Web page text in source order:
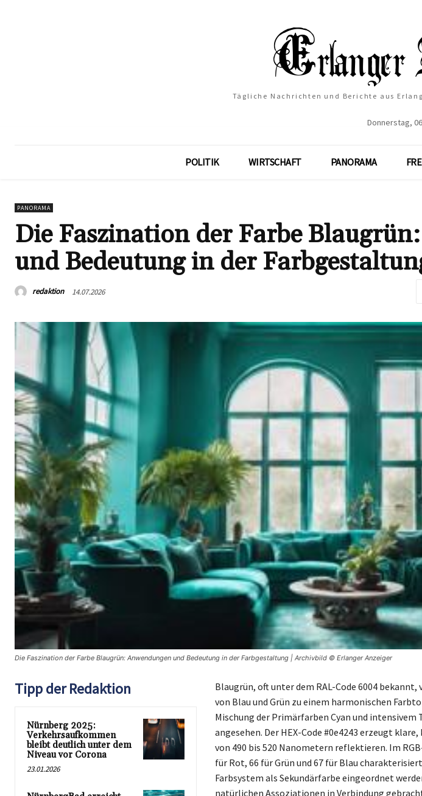
Tägliche Nachrichten und Berichte aus
Donnerstag,
POLITIK WIRTSCHAFT PANORAMA
PANORAMA
Die Faszination der Farbe
und Bedeutung in der
redaktion 14.07.2026
Die Faszination der Farbe Blaugrün: Anwendungen und Bedeutung in der Farbgestaltung | Archivbild © Erlanger Anzeiger
Tipp der Redaktion
Nürnberg 2025:
Verkehrsaufkommen
bleibt deutlich unter dem
Niveau vor Corona
23.01.2026
Blaugrün, oft unter dem RAL-Code 6004
von Blau und Grün zu einem harmonischen
Mischung der Primärfarben Cyan und
angesehen. Der HEX-Code #0e4243 erzeugt
von 490 bis 520 Nanometern reflektieren. Im
für Rot, 66 für Grün und 67 für Blau
Farbsystem als Sekundärfarbe eingeordnet
natürlichen Assoziationen in Verbindung